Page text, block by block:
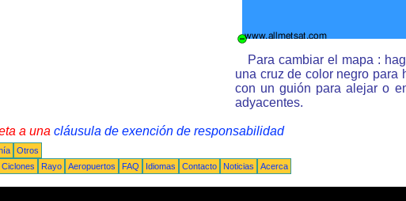
Para cambiar el mapa :
una cruz de color negro para
con un guión para alejar o
adyacentes.
a una cláusula de exención de responsabilidad
Otros
Ciclones Rayo Aeropuertos FAQ Idiomas Contacto Noticias Acerca